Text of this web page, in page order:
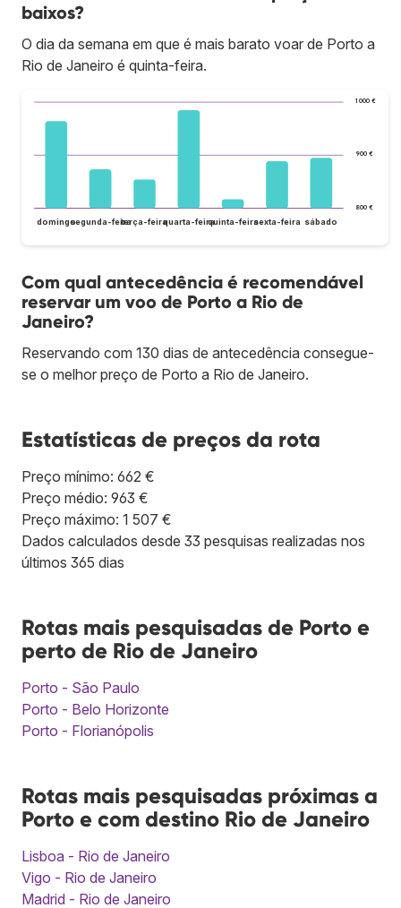
baixos?
O dia da semana em que é mais barato voar de Porto a
Rio de Janeiro é quinta-feira.
800 €
900 €
1 000 €
domingosegunda-feiraterça-feiraquarta-feiraquinta-feirasexta-feira sábado
Com qual antecedência é recomendável
reservar um voo de Porto a Rio de
Janeiro?
Reservando com 130 dias de antecedência consegue-
se o melhor preço de Porto a Rio de Janeiro.
Estatísticas de preços da rota
Preço mínimo: 662 €
Preço médio: 963 €
Preço máximo: 1 507 €
Dados calculados desde 33 pesquisas realizadas nos
últimos 365 dias
Rotas mais pesquisadas de Porto e
perto de Rio de Janeiro
Porto - São Paulo
Porto - Belo Horizonte
Porto - Florianópolis
Rotas mais pesquisadas próximas a
Porto e com destino Rio de Janeiro
Lisboa - Rio de Janeiro
Vigo - Rio de Janeiro
Madrid - Rio de Janeiro